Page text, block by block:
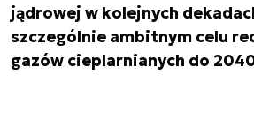
jądrowej w kolejnych
szczególnie ambitnym celu
gazów cieplarnianych do